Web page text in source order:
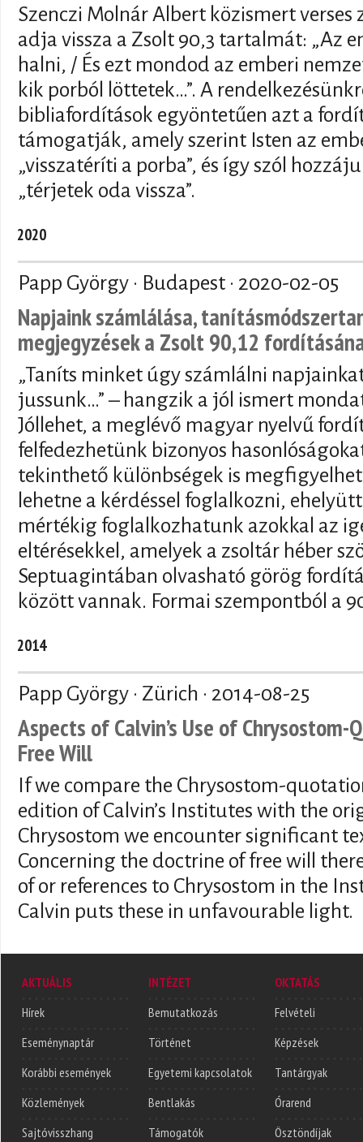
Szenczi Molnár Albert közismert
adja vissza a Zsolt 90,3 tartalmát: „Az
halni, / És ezt mondod az emberi
kik porból löttetek…”. A
bibliafordítások egyöntetűen azt a
támogatják, amely szerint Isten az
„visszatéríti a porba”, és így szól
„térjetek oda vissza”.
2020
Papp György · Budapest · 2020-02-05
Napjaink számlálása,
megjegyzések a Zsolt 90,12
„Taníts minket úgy számlálni
jussunk…” – hangzik a jól ismert
Jóllehet, a meglévő magyar nyelvű
felfedezhetünk bizonyos
tekinthető különbségek is
lehetne a kérdéssel foglalkozni,
mértékig foglalkozhatunk azokkal az
eltérésekkel, amelyek a zsoltár héber
Septuagintában olvasható görög
között vannak. Formai szempontból a
2014
Papp György · Zürich · 2014-08-25
Aspects of Calvin’s Use of
Free Will
If we compare the Chrysostom-
edition of Calvin’s Institutes with the
Chrysostom we encounter significant
Concerning the doctrine of free will
of or references to Chrysostom in the
Calvin puts these in unfavourable light.
AKTUÁLIS
Hírek
Eseménynaptár
Korábbi események
Közlemények
Sajtóvisszhang
INTÉZET
Bemutatkozás
Történet
Egyetemi kapcsolatok
Bentlakás
Támogatók
OKTATÁS
Felvételi
Képzések
Tantárgyak
Órarend
Ösztöndíjak